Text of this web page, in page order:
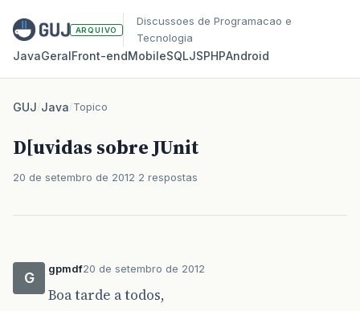
ARQUIVO
Discussoes de Programacao e
Tecnologia
JavaGeralFront‑endMobileSQLJSPHPAndroid
GUJ/Java/Topico
D[uvidas sobre JUnit
20 de setembro de 2012 2 respostas
G
gpmdf20 de setembro de 2012
Boa tarde a todos,